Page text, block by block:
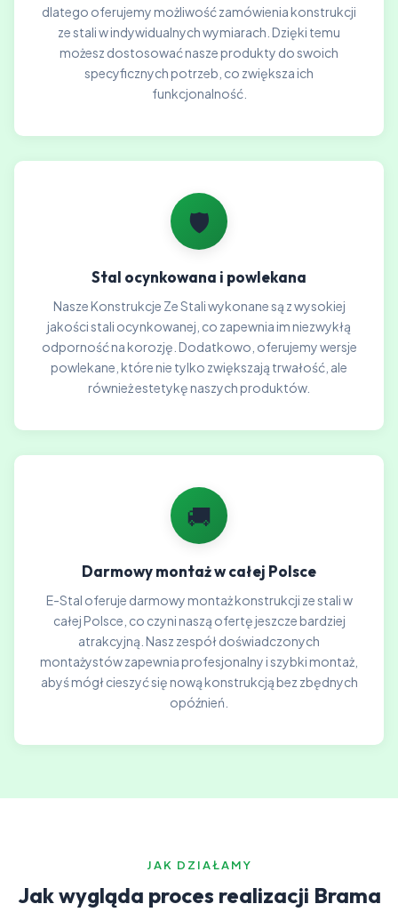
dlatego oferujemy możliwość zamówienia konstrukcji
ze stali w indywidualnych wymiarach. Dzięki temu
możesz dostosować nasze produkty do swoich
specyficznych potrzeb, co zwiększa ich
funkcjonalność.
🛡️
Stal ocynkowana i powlekana
Nasze Konstrukcje Ze Stali wykonane są z wysokiej
jakości stali ocynkowanej, co zapewnia im niezwykłą
odporność na korozję. Dodatkowo, oferujemy wersje
powlekane, które nie tylko zwiększają trwałość, ale
również estetykę naszych produktów.
🚚
Darmowy montaż w całej Polsce
E-Stal oferuje darmowy montaż konstrukcji ze stali w
całej Polsce, co czyni naszą ofertę jeszcze bardziej
atrakcyjną. Nasz zespół doświadczonych
montażystów zapewnia profesjonalny i szybki montaż,
abyś mógł cieszyć się nową konstrukcją bez zbędnych
opóźnień.
JAK DZIAŁAMY
Jak wygląda proces realizacji Brama